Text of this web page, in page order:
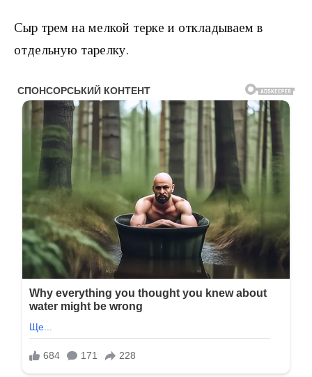
Сыр трем на мелкой терке и откладываем в
отдельную тарелку.